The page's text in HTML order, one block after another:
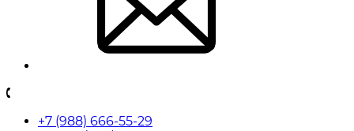
+7 (988) 666-55-29